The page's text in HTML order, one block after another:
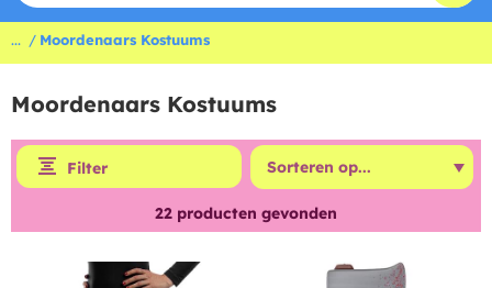
... Moordenaars Kostuums
Moordenaars Kostuums
Filter
22 producten gevonden